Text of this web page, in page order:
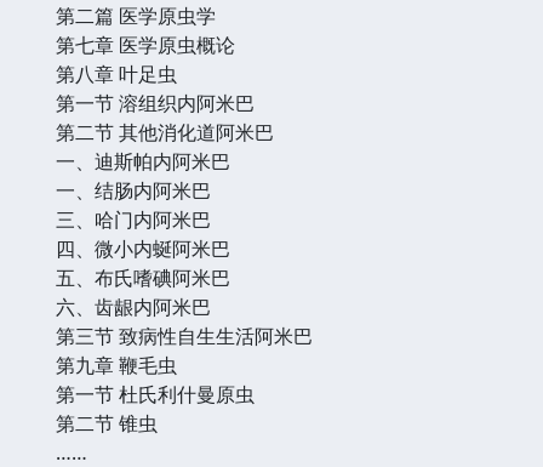
第二篇 医学原虫学
第七章 医学原虫概论
第八章 叶足虫
第一节 溶组织内阿米巴
第二节 其他消化道阿米巴
一、迪斯帕内阿米巴
一、结肠内阿米巴
三、哈门内阿米巴
四、微小内蜒阿米巴
五、布氏嗜碘阿米巴
六、齿龈内阿米巴
第三节 致病性自生生活阿米巴
第九章 鞭毛虫
第一节 杜氏利什曼原虫
第二节 锥虫
……